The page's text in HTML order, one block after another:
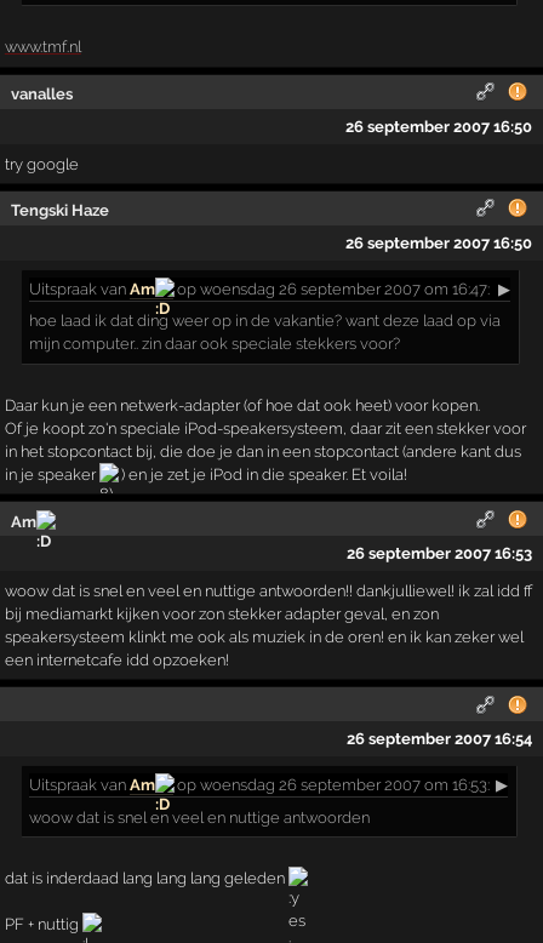
www.tmf.nl
vanalles
26 september 2007 16:50
try google
Tengski Haze
26 september 2007 16:50
Uitspraak vanAm op woensdag 26 september 2007 om 16:47: ▶
hoe laad ik dat ding weer op in de vakantie? want deze laad op via
mijn computer.. zin daar ook speciale stekkers voor?
Daar kun je een netwerk-adapter (of hoe dat ook heet) voor kopen.
Of je koopt zo'n speciale iPod-speakersysteem, daar zit een stekker voor
in het stopcontact bij, die doe je dan in een stopcontact (andere kant dus
in je speaker
) en je zet je iPod in die speaker. Et voila!
Am
26 september 2007 16:53
woow dat is snel en veel en nuttige antwoorden!! dankjulliewel! ik zal idd ff
bij mediamarkt kijken voor zon stekker adapter geval, en zon
speakersysteem klinkt me ook als muziek in de oren! en ik kan zeker wel
een internetcafe idd opzoeken!
26 september 2007 16:54
Uitspraak vanAm op woensdag 26 september 2007 om 16:53: ▶
woow dat is snel en veel en nuttige antwoorden
dat is inderdaad lang lang lang geleden
PF + nuttig